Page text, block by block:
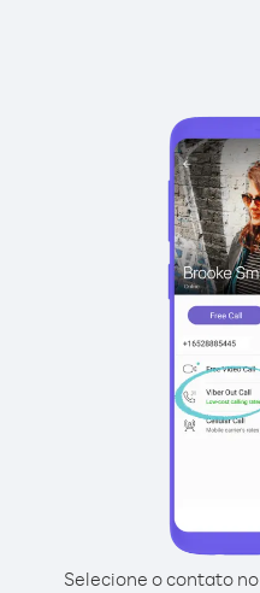
Selecione o contato